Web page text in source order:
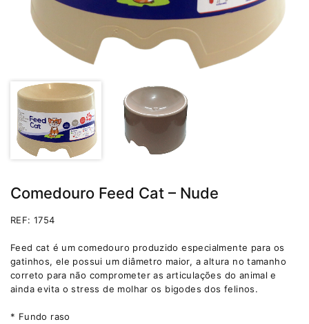
Comedouro Feed Cat – Nude
REF: 1754
Feed cat é um comedouro produzido especialmente para os
gatinhos, ele possui um diâmetro maior, a altura no tamanho
correto para não comprometer as articulações do animal e
ainda evita o stress de molhar os bigodes dos felinos.
* Fundo raso